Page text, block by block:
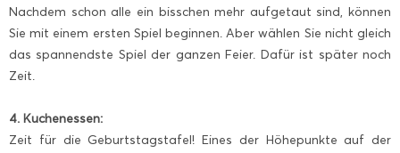
Nachdem schon alle ein bisschen mehr aufgetaut sind, können
Sie mit einem ersten Spiel beginnen. Aber wählen Sie nicht gleich
das spannendste Spiel der ganzen Feier. Dafür ist später noch
Zeit.
4. Kuchenessen:
Zeit für die Geburtstagstafel! Eines der Höhepunkte auf der